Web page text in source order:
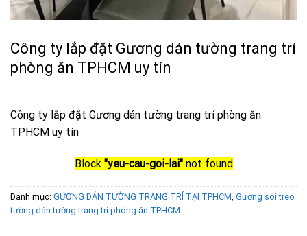
Công ty lắp đặt Gương dán tường trang trí
phòng ăn TPHCM uy tín
Công ty lắp đặt Gương dán tường trang trí phòng ăn
TPHCM uy tín
Block "yeu-cau-goi-lai"not found
Danh mục: GƯƠNG DÁN TƯỜNG TRANG TRÍ TẠI TPHCM, Gương soi treo
tường dán tường trang trí phòng ăn TPHCM